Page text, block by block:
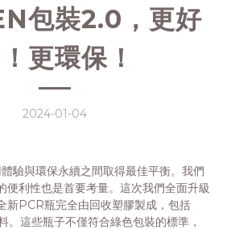
包裝2.0，更好
更環保！
2024-01-04
驗與環保永續之間取得最佳平衡。我們
便利性也是首要考量。這次我們全面升級
新PCR瓶完全由回收塑膠製成，包括
。這些瓶子不僅符合綠色包裝的標準，